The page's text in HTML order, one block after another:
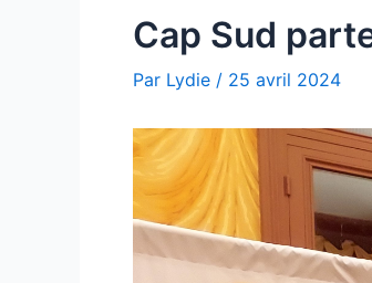
Cap Sud
Par Lydie / 25 avril 2024